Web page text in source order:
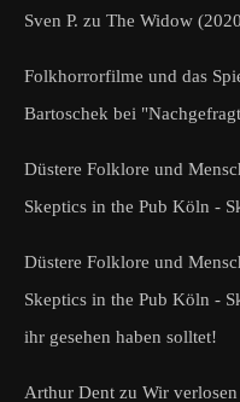
Sven P. zu The Widow
Folkhorrorfilme und das
Bartoschek bei
Düstere Folklore und
Skeptics in the Pub Köln -
Düstere Folklore und
Skeptics in the Pub Köln -
ihr gesehen haben solltet!
Arthur Dent zu Wir